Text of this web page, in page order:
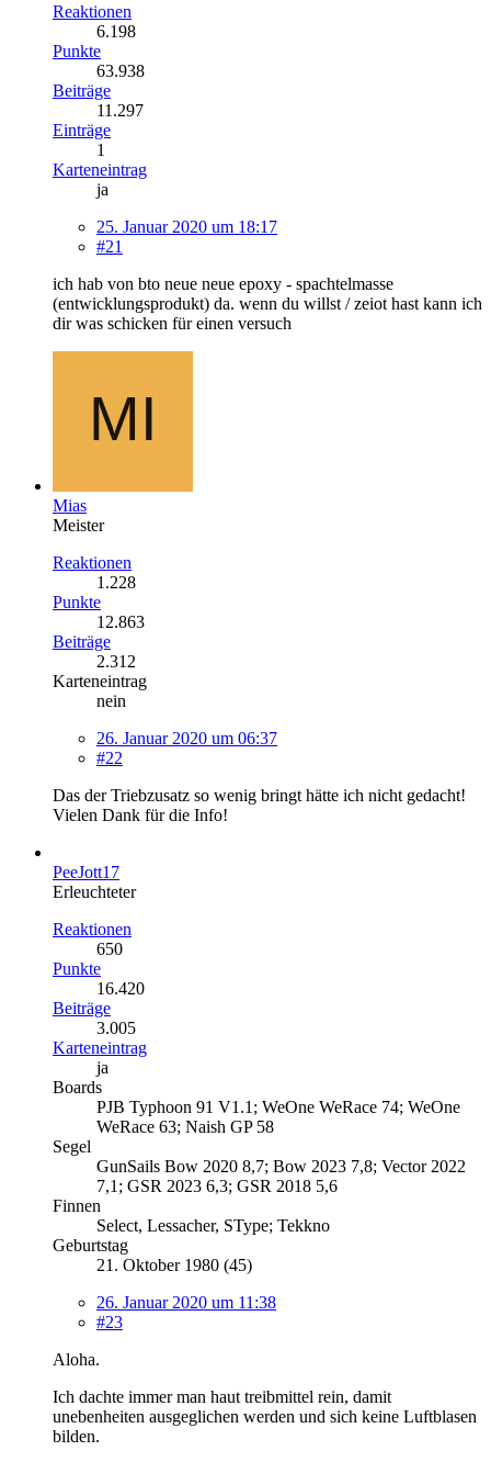
Reaktionen
6.198
Punkte
63.938
Beiträge
11.297
Einträge
1
Karteneintrag
ja
25. Januar 2020 um 18:17
#21
ich hab von bto neue neue epoxy - spachtelmasse
(entwicklungsprodukt) da. wenn du willst / zeiot hast kann ich
dir was schicken für einen versuch
Mias
Meister
Reaktionen
1.228
Punkte
12.863
Beiträge
2.312
Karteneintrag
nein
26. Januar 2020 um 06:37
#22
Das der Triebzusatz so wenig bringt hätte ich nicht gedacht!
Vielen Dank für die Info!
PeeJott17
Erleuchteter
Reaktionen
650
Punkte
16.420
Beiträge
3.005
Karteneintrag
ja
Boards
PJB Typhoon 91 V1.1; WeOne WeRace 74; WeOne
WeRace 63; Naish GP 58
Segel
GunSails Bow 2020 8,7; Bow 2023 7,8; Vector 2022
7,1; GSR 2023 6,3; GSR 2018 5,6
Finnen
Select, Lessacher, SType; Tekkno
Geburtstag
21. Oktober 1980 (45)
26. Januar 2020 um 11:38
#23
Aloha.
Ich dachte immer man haut treibmittel rein, damit
unebenheiten ausgeglichen werden und sich keine Luftblasen
bilden.